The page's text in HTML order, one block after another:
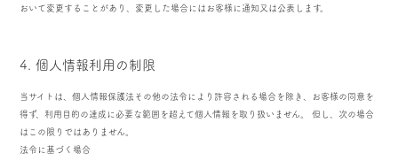
おいて変更することがあり、変更した場合にはお客様に通知又は公表します。
4. 個人情報利用の制限
当サイトは、個人情報保護法その他の法令により許容される場合を除き、お客様の同意を
得ず、利用目的の達成に必要な範囲を超えて個人情報を取り扱いません。 但し、次の場合
はこの限りではありません。
法令に基づく場合